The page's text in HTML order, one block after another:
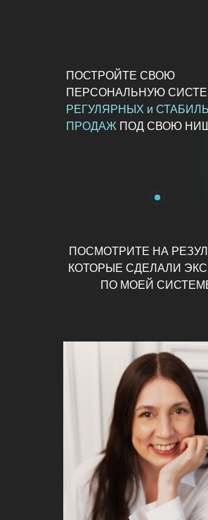
ПОСТРОЙТЕ СВОЮ
ПЕРСОНАЛЬНУЮ
РЕГУЛЯРНЫХ и
ПРОДАЖ ПОД СВОЮ
ПОСМОТРИТЕ НА
КОТОРЫЕ СДЕЛАЛИ
ПО МОЕЙ